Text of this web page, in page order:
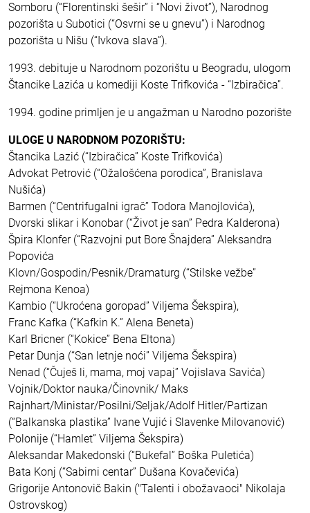
Somboru (“Florentinski šešir” i “Novi život”), Narodnog
pozorišta u Subotici (“Osvrni se u gnevu”) i Narodnog
pozorišta u Nišu (“Ivkova slava”).
1993. debituje u Narodnom pozorištu u Beogradu, ulogom
Štancike Lazića u komediji Koste Trifkovića - “Izbiračica”.
1994. godine primljen je u angažman u Narodno pozorište
ULOGE U NARODNOM POZORIŠTU:
Štancika Lazić (“Izbiračica” Koste Trifkovića)
Advokat Petrović (“Ožalošćena porodica”, Branislava
Nušića)
Barmen (“Centrifugalni igrač” Todora Manojlovića),
Dvorski slikar i Konobar (“Život je san” Pedra Kalderona)
Špira Klonfer (“Razvojni put Bore Šnajdera” Aleksandra
Popovića
Klovn/Gospodin/Pesnik/Dramaturg (“Stilske vežbe”
Rejmona Kenoa)
Kambio (“Ukroćena goropad” Viljema Šekspira),
Franc Kafka (“Kafkin K.” Alena Beneta)
Karl Bricner (“Kokice” Bena Eltona)
Petar Dunja (“San letnje noći” Viljema Šekspira)
Nenad (“Čuješ li, mama, moj vapaj” Vojislava Savića)
Vojnik/Doktor nauka/Činovnik/ Maks
Rajnhart/Ministar/Posilni/Seljak/Adolf Hitler/Partizan
(“Balkanska plastika” Ivane Vujić i Slavenke Milovanović)
Polonije (“Hamlet” Viljema Šekspira)
Aleksandar Makedonski (“Bukefal” Boška Puletića)
Bata Konj (“Sabirni centar” Dušana Kovačevića)
Grigorije Antonovič Bakin ("Talenti i obožavaoci" Nikolaja
Ostrovskog)